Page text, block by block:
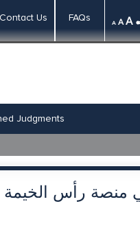
Contact Us FAQs A A A
Judgments
رأس الخيمة